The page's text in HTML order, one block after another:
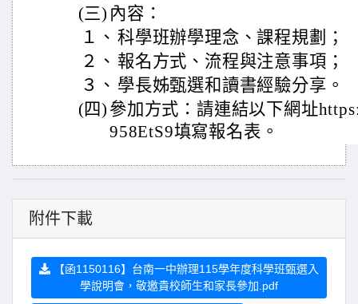
(三) 內容：
１、 科學班辦學理念、課程規劃；
２、 報名方式、流程與注意事項；
３、 學長姊甄選和讀書經驗分享。
(四) 參加方式：請連結以下網址
958EtS9填寫報名表。
附件下載
【函1150116】台南一中辦理115學年度科學班甄選入
學說明會，敬邀貴校師生和家長參加.pdf